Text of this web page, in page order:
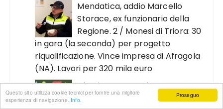
Proseguo
Questo sito utilizza cookie tecnici per fornire una migliore
esperienza di navigazione. Info.
Mendatica, addio Marcello
Storace, ex funzionario della
Regione. 2 / Monesi di Triora: 30
in gara (la seconda) per progetto
riqualificazione. Vince impresa di Afragola
(NA). Lavori per 320 mila euro
Alassio ‘manto erboso
‘brevettato’. Sul lungomare